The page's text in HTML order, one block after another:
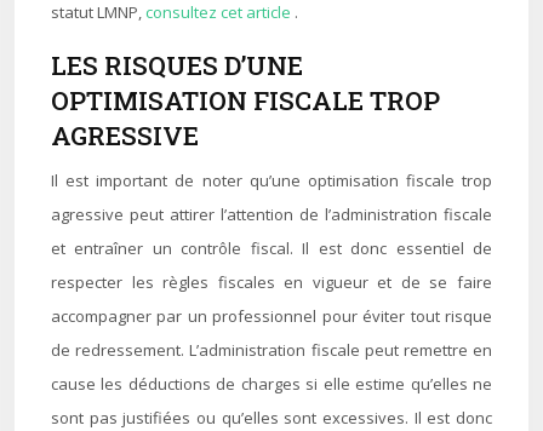
statut LMNP,consultez cet article .
LES RISQUES D’UNE
OPTIMISATION FISCALE TROP
AGRESSIVE
Il est important de noter qu’une optimisation fiscale trop
agressive peut attirer l’attention de l’administration fiscale
et entraîner un contrôle fiscal. Il est donc essentiel de
respecter les règles fiscales en vigueur et de se faire
accompagner par un professionnel pour éviter tout risque
de redressement. L’administration fiscale peut remettre en
cause les déductions de charges si elle estime qu’elles ne
sont pas justifiées ou qu’elles sont excessives. Il est donc